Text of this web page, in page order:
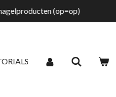
(op=op)